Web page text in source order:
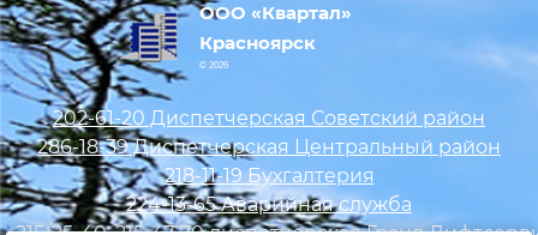
ООО «Квартал»
Красноярск
© 2026
202-61-20 Диспетчерская Советский район
286-18-39 Диспетчерская Центральный район
218-11-19 Бухгалтерия
224-13-65 Аварийная служба